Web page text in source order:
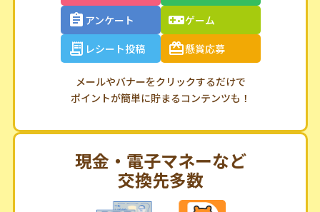
アンケート
ゲーム
レシート投稿
懸賞応募
メールやバナーをクリックするだけで
ポイントが簡単に貯まるコンテンツも！
現金・電子マネーなど
交換先多数